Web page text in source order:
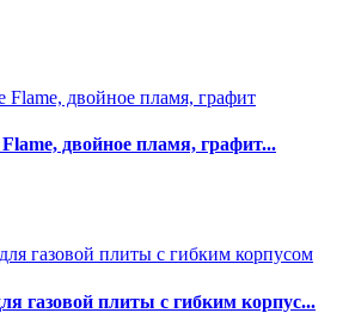
двойное пламя, графит...
газовой плиты с гибким корпус...